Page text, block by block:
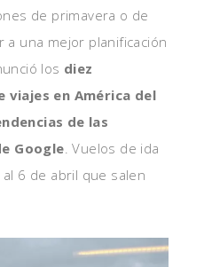
de primavera o de
a una mejor planificación
los diez
viajes en América del
de las
Google. Vuelos de ida
6 de abril que salen